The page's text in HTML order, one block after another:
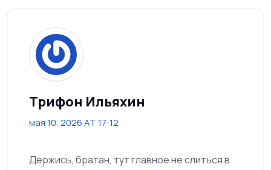
Трифон Ильяхин
мая 10, 2026 AT 17:12
Держись, братан, тут главное не слиться в